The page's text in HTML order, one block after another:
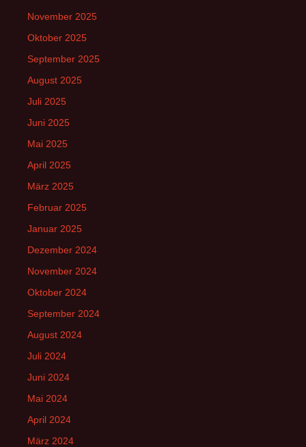
November 2025
Oktober 2025
September 2025
August 2025
Juli 2025
Juni 2025
Mai 2025
April 2025
März 2025
Februar 2025
Januar 2025
Dezember 2024
November 2024
Oktober 2024
September 2024
August 2024
Juli 2024
Juni 2024
Mai 2024
April 2024
März 2024